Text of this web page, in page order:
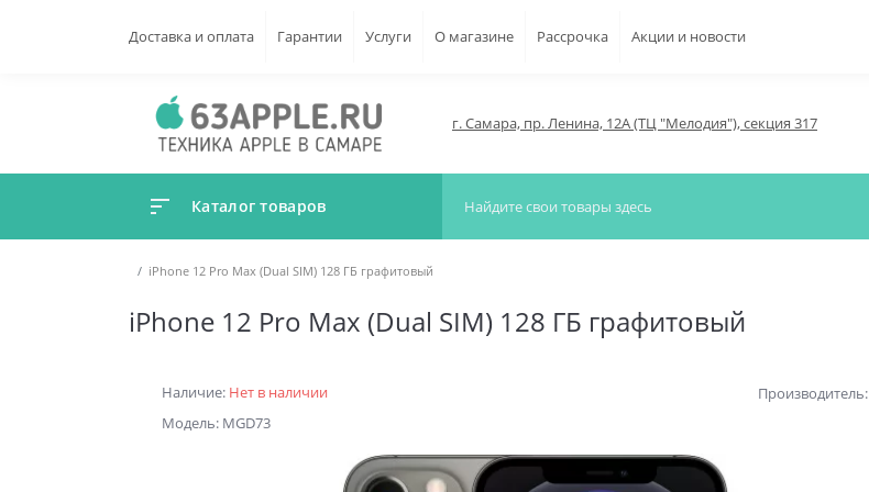
Доставка и оплата Гарантии Услуги О магазине Рассрочка Акции и новости
г. Самара, пр. Ленина, 12А (ТЦ "Мелодия"), секция 317
Каталог товаров
iPhone 12 Pro Max (Dual SIM) 128 ГБ графитовый
iPhone 12 Pro Max (Dual SIM) 128 ГБ графитовый
Наличие: Нет в наличии
Модель: MGD73
Производитель: